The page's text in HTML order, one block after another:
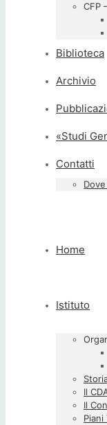
CFP
Biblioteca
Archivio
«Studi
Contatti
Home
Istituto
Il
Il